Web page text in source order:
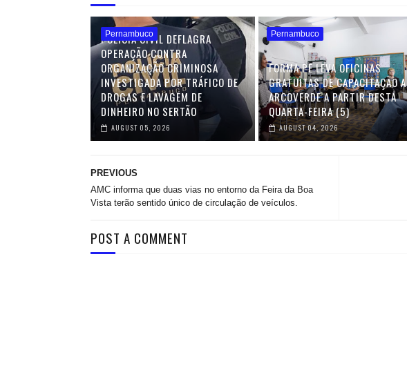
Pernambuco
POLÍCIA CIVIL DEFLAGRA
OPERAÇÃO CONTRA
ORGANIZAÇÃO CRIMINOSA
INVESTIGADA POR TRÁFICO DE
DROGAS E LAVAGEM DE
DINHEIRO NO SERTÃO
AUGUST 05, 2026
Pernambuco
FORMA PE LEVA OFICINAS
GRATUITAS DE CAPACITAÇÃO A
ARCOVERDE A PARTIR DESTA
QUARTA-FEIRA (5)
AUGUST 04, 2026
PREVIOUS
AMC informa que duas vias no entorno da Feira da Boa
Vista terão sentido único de circulação de veículos.
POST A COMMENT